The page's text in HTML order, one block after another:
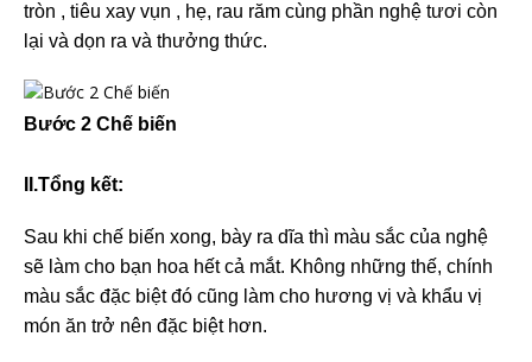
tròn , tiêu xay vụn , hẹ, rau răm cùng phần nghệ tươi còn
lại và dọn ra và thưởng thức.
Bước 2 Chế biến
II.Tổng kết:
Sau khi chế biến xong, bày ra dĩa thì màu sắc của nghệ
sẽ làm cho bạn hoa hết cả mắt. Không những thế, chính
màu sắc đặc biệt đó cũng làm cho hương vị và khẩu vị
món ăn trở nên đặc biệt hơn.